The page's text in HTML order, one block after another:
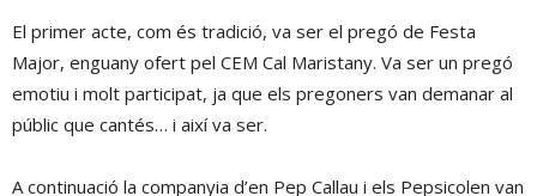
El primer acte, com és tradició, va ser el pregó de Festa
Major, enguany ofert pel CEM Cal Maristany. Va ser un pregó
emotiu i molt participat, ja que els pregoners van demanar al
públic que cantés… i així va ser.
A continuació la companyia d’en Pep Callau i els Pepsicolen van